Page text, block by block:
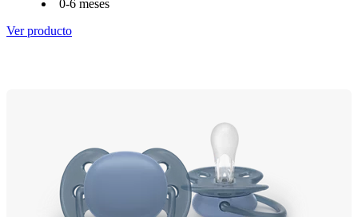
0-6 meses
Ver producto